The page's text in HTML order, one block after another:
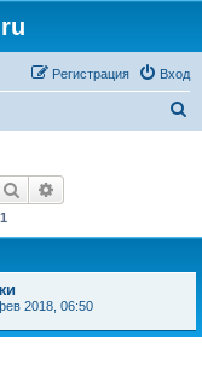
Вход
Регистрация
Поиск
1
2018, 06:50